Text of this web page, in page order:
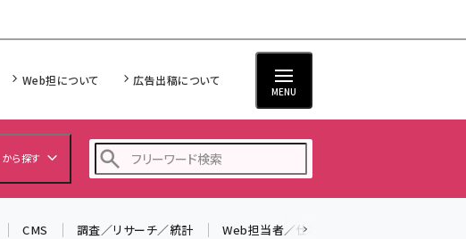
Web担について 広告出稿について
MENU
から探す
CMS 調査／リサーチ／統計 Web担当者／仕事